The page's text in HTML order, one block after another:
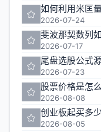
如何利用米匡
2026-07-24
斐波那契数列
2026-07-17
尾盘选股公式
2026-07-23
2026-08-08
创业板起买多少
2026-08-05